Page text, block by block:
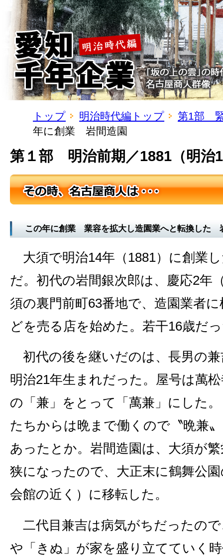
トップ 明治時代編トップ
第1部
年に創業 岩間造園
第１部 明治前期／1881（明治
この年に創業 業容を拡大し造園業へと転換した
大須で明治14年（1881）に創業
だ。初代の岩間銀次郎は、慶応2年
須の裏門前町63番地で、造園業者
どを売る店を始めた。若干16歳だ
初代の後を継いだのは、長男の
明治21年生まれだった。屋号は萬
の「兼」をとって「萬兼」にした
たちからは晩まで働くので〝晩兼
あったとか。岩間造園は、大須が
狭になったので、大正末に鶴舞公
会館の近く）に移転した。
二代目兼吉は病気がちだったの
や「きぬ」が家を盛り立てていく